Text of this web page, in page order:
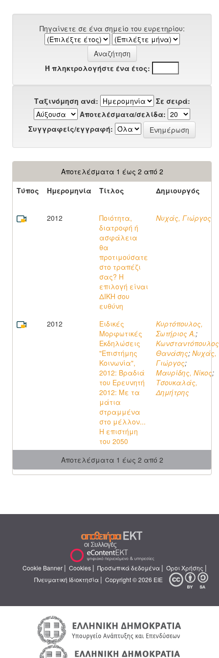
Πηγαίνετε σε ένα σημείο του ευρετηρίου:
Ή πληκτρολογήστε ένα έτος:
Ταξινόμηση ανά:
Σε σειρά:
Αποτελέσματα/σελίδα:
Συγγραφείς/εγγραφή:
Αποτελέσματα 1 έως 2 από 2
Τύπος
Ημερομηνία Τίτλος Δημιουργός
2012
Ποιότητα,
διατροφή ή
ασφάλεια
θα
προτιμούσατε
στο τραπέζι
σας? Η
επιλογή είναι
ΔΙΚΗ σου
ευθύνη
Νυχάς, Γιώργος
2012
Ειδικές
Μορφωτικές
Εκδηλώσεις
"Επιστήμης
Κοινωνία",
2012: Βραδιά
του Ερευνητή
2012: Με τα
μάτια
στραμμένα
στο μέλλον...
Η επιστήμη
του 2050
Κυρτόπουλος,
Σωτήριος Α.;
Θανάσης; Νυχάς,
Γιώργος;
Μαυρίδης, Νίκος;
Τσουκαλάς,
Δημήτρης
Αποτελέσματα 1 έως 2 από 2
Cookie Banner | Cookies | Προσωπικά δεδομένα | Όροι Χρήσης |
Πνευματική Ιδιοκτησία | Copyright © 2026 ΕΙΕ